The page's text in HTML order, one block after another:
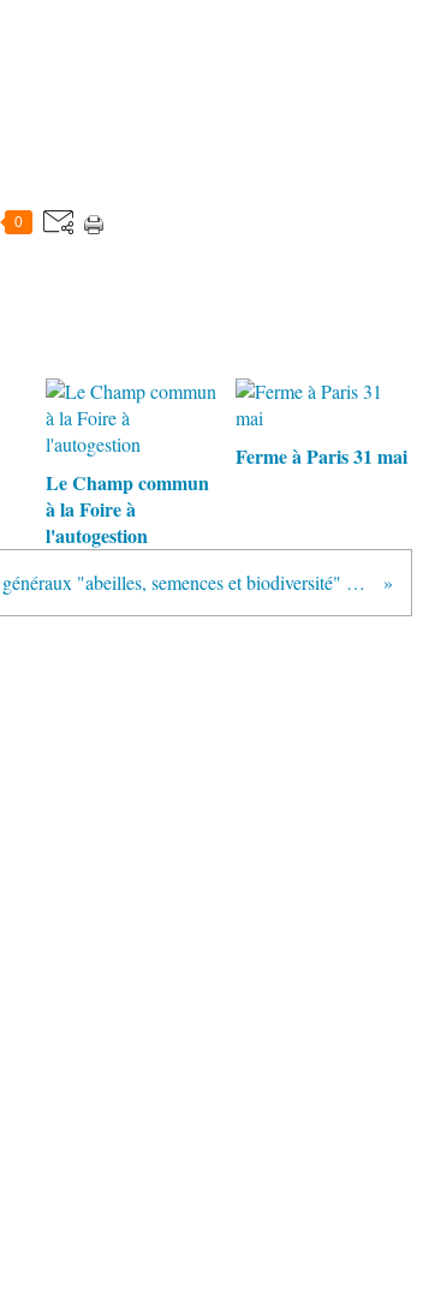
0
Le Champ commun
à la Foire à
l'autogestion
Ferme à Paris 31 mai
Etats généraux "abeilles, semences et biodiversité" Poitiers 23-24 juin